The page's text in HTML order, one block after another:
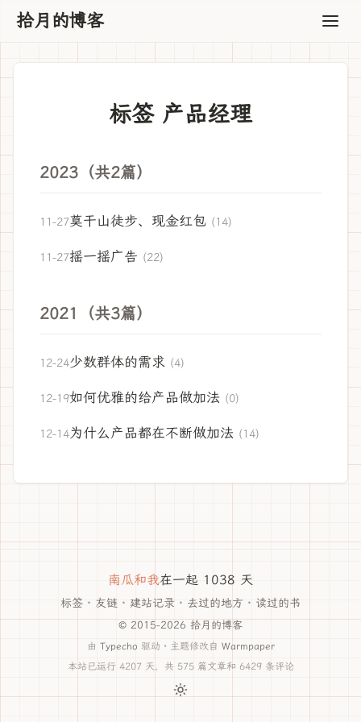
拾月的博客
标签 产品经理
2023（共2篇）
11-27莫干山徒步、现金红包 (14)
11-27摇一摇广告 (22)
2021（共3篇）
12-24少数群体的需求 (4)
12-19如何优雅的给产品做加法 (0)
12-14为什么产品都在不断做加法 (14)
南瓜和我在一起 1038 天
标签 · 友链 · 建站记录 · 去过的地方 · 读过的书
© 2015-2026 拾月的博客
由 Typecho 驱动 · 主题修改自 Warmpaper
本站已运行 4207 天，共 575 篇文章和 6429 条评论